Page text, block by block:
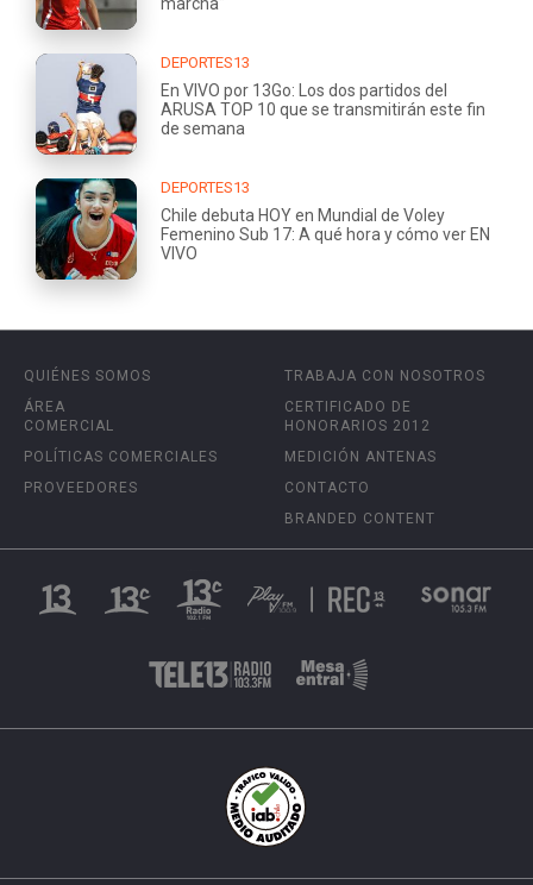
DEPORTES13
En VIVO por 13Go: Los dos partidos del
ARUSA TOP 10 que se transmitirán este fin
de semana
DEPORTES13
Chile debuta HOY en Mundial de Voley
Femenino Sub 17: A qué hora y cómo ver EN
VIVO
QUIÉNES SOMOS
ÁREA
COMERCIAL
POLÍTICAS COMERCIALES
PROVEEDORES
TRABAJA CON NOSOTROS
CERTIFICADO DE
HONORARIOS 2012
MEDICIÓN ANTENAS
CONTACTO
BRANDED CONTENT